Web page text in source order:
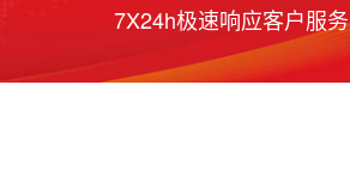
7X24h极速响应客户服务